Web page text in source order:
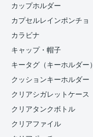
カップホルダー
カプセルレインポンチョ
カラビナ
キャップ・帽子
キータグ（キーホルダー）
クッションキーホルダー
クリアシガレットケース
クリアタンクボトル
クリアファイル